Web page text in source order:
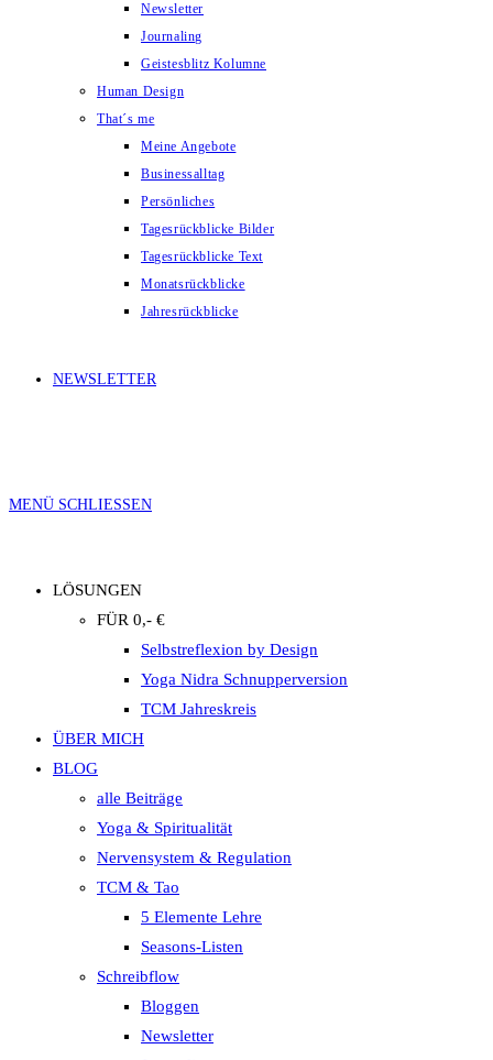
Newsletter
Journaling
Geistesblitz Kolumne
Human Design
That´s me
Meine Angebote
Businessalltag
Persönliches
Tagesrückblicke Bilder
Tagesrückblicke Text
Monatsrückblicke
Jahresrückblicke
NEWSLETTER
MENÜ SCHLIESSEN
LÖSUNGEN
FÜR 0,- €
Selbstreflexion by Design
Yoga Nidra Schnupperversion
TCM Jahreskreis
ÜBER MICH
BLOG
alle Beiträge
Yoga & Spiritualität
Nervensystem & Regulation
TCM & Tao
5 Elemente Lehre
Seasons-Listen
Schreibflow
Bloggen
Newsletter